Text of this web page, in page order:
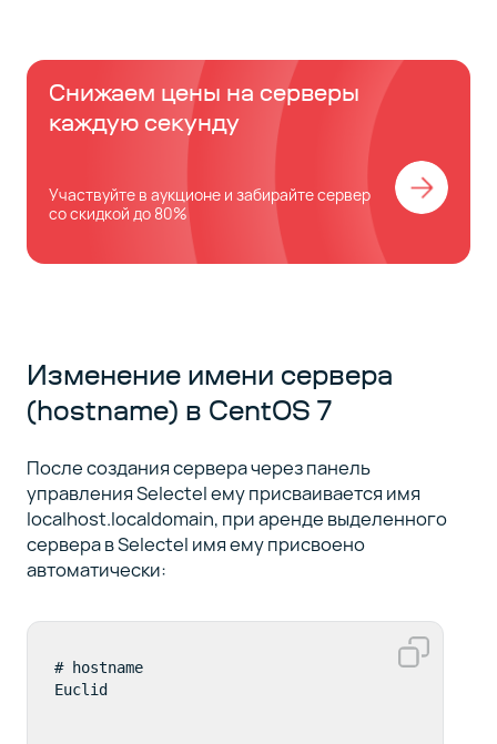
Снижаем цены на серверы
каждую секунду
Участвуйте в аукционе и забирайте сервер
со скидкой до 80%
Изменение имени сервера
(hostname) в CentOS 7
После создания сервера через панель
управления Selectel ему присваивается имя
localhost.localdomain, при аренде выделенного
сервера в Selectel имя ему присвоено
автоматически:
# hostname
Euclid